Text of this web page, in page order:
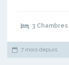
3 Chambres
7 mois depuis